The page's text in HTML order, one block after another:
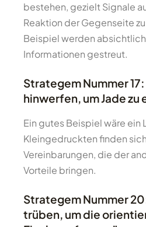
bestehen, gezielt Signale
Reaktion der Gegenseite
Beispiel werden
Informationen gestreut.
Strategem Nummer
hinwerfen, um Jade zu
Ein gutes Beispiel wäre
Kleingedruckten finden
Vereinbarungen, die der
Vorteile bringen.
Strategem Nummer
trüben, um die